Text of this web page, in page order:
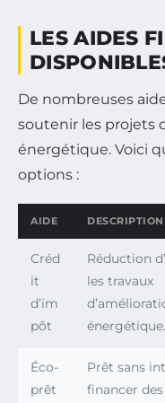
LES AIDES
De nombreuses
soutenir les projets
énergétique. Voici
options :
AIDE DESCRIPTION
Créd
it
d’im
pôt
Réduction
les travaux
énergétique.
Éco-
prêt
Prêt sans
financer